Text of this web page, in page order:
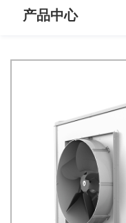
产品中心